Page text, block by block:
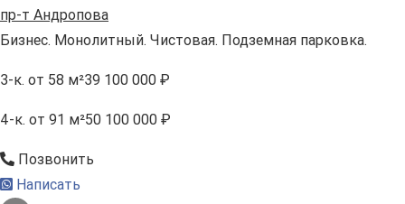
пр-т Андропова
Бизнес. Монолитный. Чистовая. Подземная парковка.
3-к. от 58 м²39 100 000 ₽
4-к. от 91 м²50 100 000 ₽
Позвонить
Написать